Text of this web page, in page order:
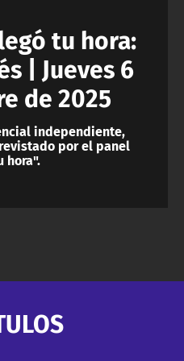
tu hora:
| Jueves 6
de 2025
independiente,
por el panel
hora".